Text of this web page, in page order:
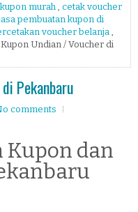
murah
cetak voucher
pembuatan kupon di
voucher belanja
Kupon Undian / Voucher di
Pekanbaru
comments
Kupon dan